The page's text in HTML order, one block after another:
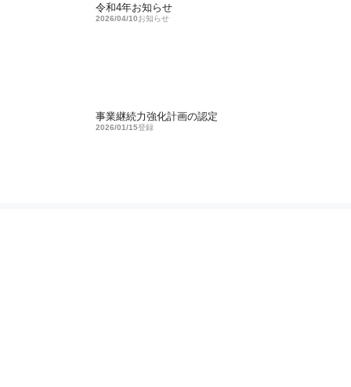
令和4年お知らせ
2026/04/10お知らせ
事業継続力強化計画の認定
2026/01/15登録